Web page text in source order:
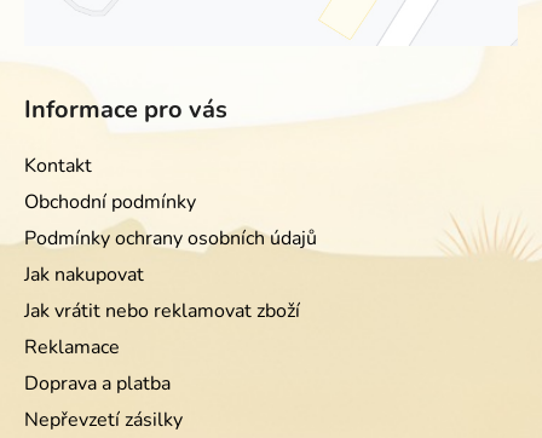
Informace pro vás
Kontakt
Obchodní podmínky
Podmínky ochrany osobních údajů
Jak nakupovat
Jak vrátit nebo reklamovat zboží
Reklamace
Doprava a platba
Nepřevzetí zásilky